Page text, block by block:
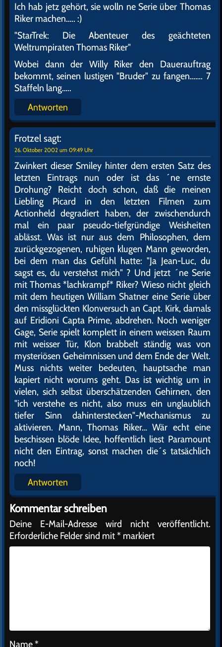
Ich hab jetz gehört, sie wolln ne Serie über Thomas
Riker machen….. :)
"StarTrek: Die Abenteuer des geächteten
Weltrumpiraten Thomas Riker"
Wobei dann der Willy Riker den Dauerauftrag
bekommt, seinen lustigen "Bruder" zu fangen……. 7
Staffeln lang…..
Antworten
Frotzelsagt:
26. Oktober 2002 um 09:49 Uhr
Zwinkert dieser Smiley hinter dem ersten Satz des
letzten Eintrags nun oder ist das ´ne ernste
Drohung? Reicht doch schon, daß die meinen
Liebling Picard in den letzten Filmen zum
Actionheld degradiert haben, der zwischendurch
mal ein paar pseudo-tiefgründige Weisheiten
ablässt. Was ist nur aus dem Philosophen, dem
zurückgezogenen, ruhigen klugen Mann geworden,
bei dem man das Gefühl hatte: "Ja Jean-Luc, du
sagst es, du verstehst mich" ? Und jetzt ´ne Serie
mit Thomas *lachkrampf* Riker? Wieso nicht gleich
mit dem heutigen William Shatner eine Serie über
den missglückten Klonversuch an Capt. Kirk, damals
auf Eridioni Capta Prime, abdrehen. Noch weniger
Gage, Serie spielt komplett in einem weissen Raum
mit weisser Tür, Klon brabbelt ständig was von
mysteriösen Geheimnissen und dem Ende der Welt.
Muss nichts weiter bedeuten, hauptsache man
kapiert nicht worums geht. Das ist wichtig um in
vielen, sich selbst überschätzenden Gehirnen, den
"ich verstehe es nicht, also muss ein unglaublich
tiefer Sinn dahinterstecken"-Mechanismus zu
aktivieren. Mann, Thomas Riker… Wär echt eine
beschissen blöde Idee, hoffentlich liest Paramount
nicht den Eintrag, sonst machen die´s tatsächlich
noch!
Antworten
Kommentar schreiben
Deine E-Mail-Adresse wird nicht veröffentlicht.
Erforderliche Felder sind mit* markiert
Name*